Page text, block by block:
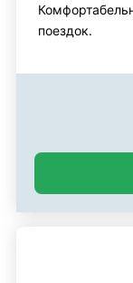
поездок.